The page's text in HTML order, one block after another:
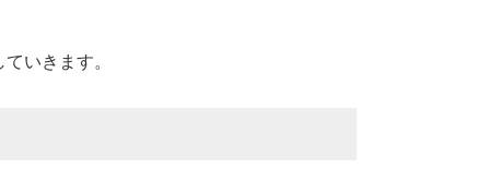
いきます。